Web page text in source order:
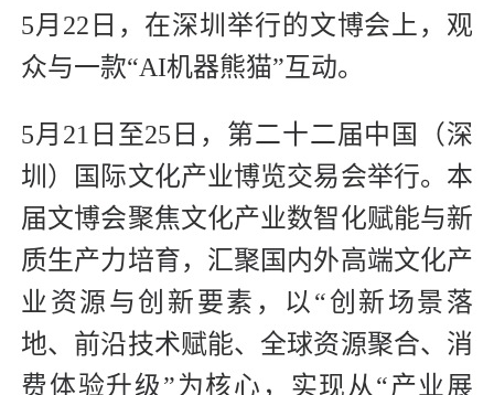
5月22日，在深圳举行的文博会上，观
众与一款“AI机器熊猫”互动。
5月21日至25日，第二十二届中国（深
圳）国际文化产业博览交易会举行。本
届文博会聚焦文化产业数智化赋能与新
质生产力培育，汇聚国内外高端文化产
业资源与创新要素，以“创新场景落
地、前沿技术赋能、全球资源聚合、消
费体验升级”为核心，实现从“产业展